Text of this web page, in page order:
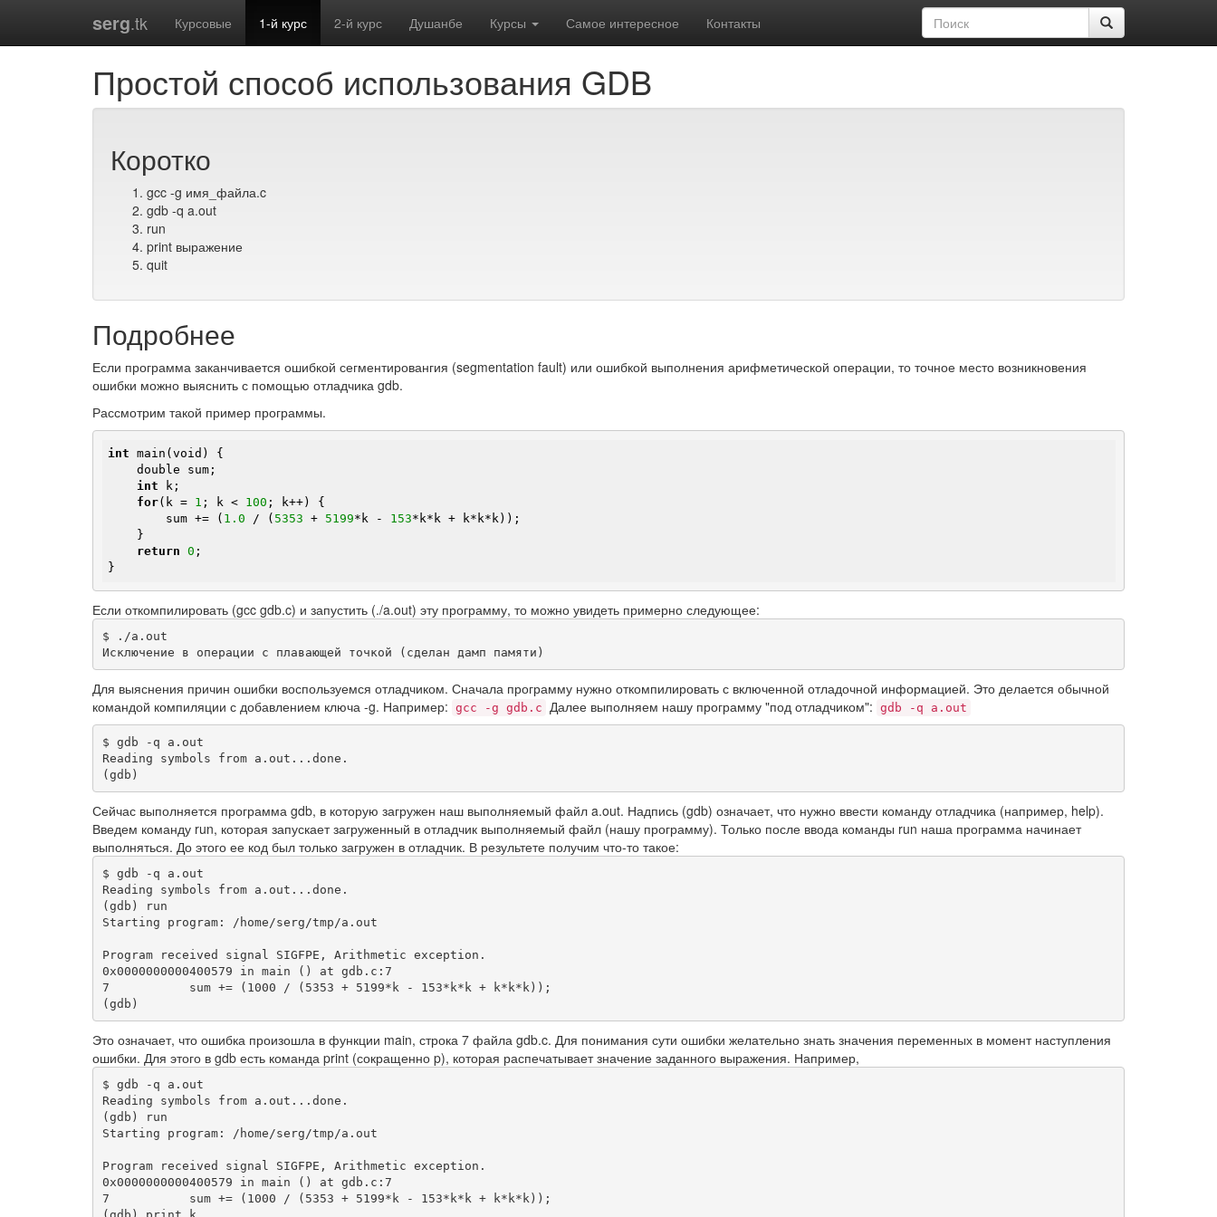
serg.tk Курсовые 1-й курс 2-й курс Душанбе Курсы Самое интересное Контакты
Простой способ использования GDB
Коротко
gcc -g имя_файла.c
gdb -q a.out
run
print выражение
quit
Подробнее
Если программа заканчивается ошибкой сегментировангия (segmentation fault) или ошибкой выполнения арифметической операции, то точное место возникновения
ошибки можно выяснить с помощью отладчика gdb.
Рассмотрим такой пример программы.
int main(void) {
    double sum;
int k;
for(k = 1 ; k < 100 ; k++) {
        sum += (
1.0 / ( 5353 + 5199*k - 153*k*k + k*k*k));
    }
return 0 ;
}
Если откомпилировать (gcc gdb.c) и запустить (./a.out) эту программу, то можно увидеть примерно следующее:
$ ./a.out
Для выяснения причин ошибки воспользуемся отладчиком. Сначала программу нужно откомпилировать с включенной отладочной информацией. Это делается обычной
командой компиляции с добавлением ключа -g. Например: gcc -g gdb.c Далее выполняем нашу программу "под отладчиком": gdb -q a.out
$ gdb -q a.out
Reading symbols from a.out...done.
Сейчас выполняется программа gdb, в которую загружен наш выполняемый файл a.out. Надпись (gdb) означает, что нужно ввести команду отладчика (например, help).
Введем команду run, которая запускает загруженный в отладчик выполняемый файл (нашу программу). Только после ввода команды run наша программа начинает
выполняться. До этого ее код был только загружен в отладчик. В результете получим что-то такое:
$ gdb -q a.out
Reading symbols from a.out...done.
(gdb) run
Starting program: /home/serg/tmp/a.out
Program received signal SIGFPE, Arithmetic exception.
0x0000000000400579 in main () at gdb.c:7
7	    sum += (1000 / (5353 + 5199*k - 153*k*k + k*k*k));
Это означает, что ошибка произошла в функции main, строка 7 файла gdb.c. Для понимания сути ошибки желательно знать значения переменных в момент наступления
ошибки. Для этого в gdb есть команда print (сокращенно p), которая распечатывает значение заданного выражения. Например,
$ gdb -q a.out
Reading symbols from a.out...done.
(gdb) run
Starting program: /home/serg/tmp/a.out
Program received signal SIGFPE, Arithmetic exception.
0x0000000000400579 in main () at gdb.c:7
7	    sum += (1000 / (5353 + 5199*k - 153*k*k + k*k*k));
(gdb) print k